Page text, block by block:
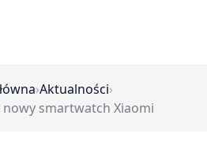
›Aktualności›
smartwatch Xiaomi